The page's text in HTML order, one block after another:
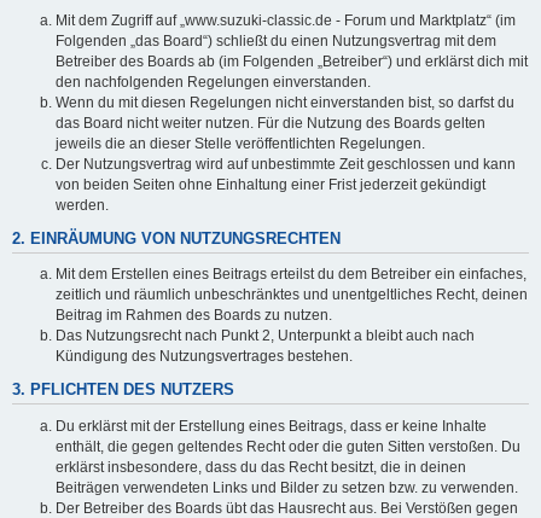
Mit dem Zugriff auf „www.suzuki-classic.de - Forum und Marktplatz“ (im
Folgenden „das Board“) schließt du einen Nutzungsvertrag mit dem
Betreiber des Boards ab (im Folgenden „Betreiber“) und erklärst dich mit
den nachfolgenden Regelungen einverstanden.
Wenn du mit diesen Regelungen nicht einverstanden bist, so darfst du
das Board nicht weiter nutzen. Für die Nutzung des Boards gelten
jeweils die an dieser Stelle veröffentlichten Regelungen.
Der Nutzungsvertrag wird auf unbestimmte Zeit geschlossen und kann
von beiden Seiten ohne Einhaltung einer Frist jederzeit gekündigt
werden.
2. EINRÄUMUNG VON NUTZUNGSRECHTEN
Mit dem Erstellen eines Beitrags erteilst du dem Betreiber ein einfaches,
zeitlich und räumlich unbeschränktes und unentgeltliches Recht, deinen
Beitrag im Rahmen des Boards zu nutzen.
Das Nutzungsrecht nach Punkt 2, Unterpunkt a bleibt auch nach
Kündigung des Nutzungsvertrages bestehen.
3. PFLICHTEN DES NUTZERS
Du erklärst mit der Erstellung eines Beitrags, dass er keine Inhalte
enthält, die gegen geltendes Recht oder die guten Sitten verstoßen. Du
erklärst insbesondere, dass du das Recht besitzt, die in deinen
Beiträgen verwendeten Links und Bilder zu setzen bzw. zu verwenden.
Der Betreiber des Boards übt das Hausrecht aus. Bei Verstößen gegen